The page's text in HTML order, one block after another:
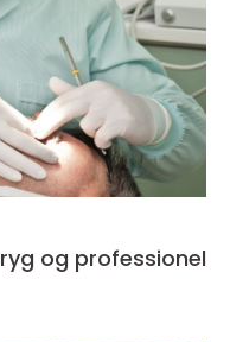
og professionel